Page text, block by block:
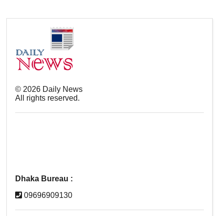
© 2026 Daily News
All rights reserved.
Dhaka Bureau :
09696909130